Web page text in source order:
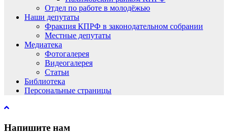
Отдел по работе в молодёжью
Наши депутаты
Фракция КПРФ в законодательном собрании
Местные депутаты
Медиатека
Фотогалерея
Видеогалерея
Статьи
Библиотека
Персональные страницы
Напишите нам